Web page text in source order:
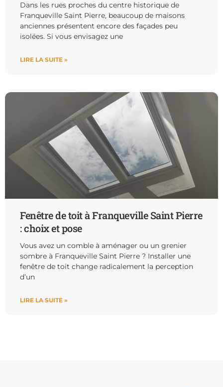
Dans les rues proches du centre historique de
Franqueville Saint Pierre, beaucoup de maisons
anciennes présentent encore des façades peu
isolées. Si vous envisagez une
LIRE LA SUITE »
Fenêtre de toit à Franqueville Saint Pierre
: choix et pose
Vous avez un comble à aménager ou un grenier
sombre à Franqueville Saint Pierre ? Installer une
fenêtre de toit change radicalement la perception
d’un
LIRE LA SUITE »